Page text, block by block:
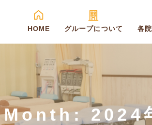
HOME グループについて 各
Month: 2024